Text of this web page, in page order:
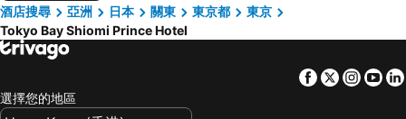
酒店搜尋
亞洲 日本 關東 東京都
東京
Tokyo Bay Shiomi Prince Hotel
Facebook
Twitter
選擇您的地區